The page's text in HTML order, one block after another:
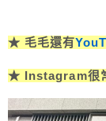
★ 毛毛還有
★ Instagram很